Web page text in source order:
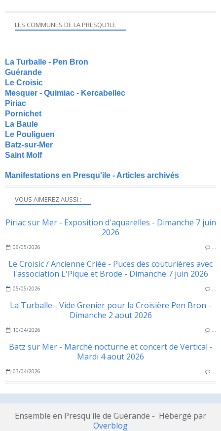
VOUS AIMEREZ AUSSI :
Piriac sur Mer - Exposition d'aquarelles - Dimanche 7 juin
2026
06/05/2026 …
Le Croisic / Ancienne Criée - Puces des couturières avec
l'association L'Pique et Brode - Dimanche 7 juin 2026
05/05/2026 …
La Turballe - Vide Grenier pour la Croisière Pen Bron -
Dimanche 2 aout 2026
10/04/2026 …
Batz sur Mer - Marché nocturne et concert de Vertical -
Mardi 4 aout 2026
03/04/2026 …
LES COMMUNES DE LA PRESQU'ILE
La Turballe - Pen Bron
Guérande
Le Croisic
Mesquer - Quimiac - Kercabellec
Piriac
Pornichet
La Baule
Le Pouliguen
Batz-sur-Mer
Saint Molf
Manifestations en Presqu'ile - Articles archivés
Ensemble en Presqu'ile de Guérande - Hébergé par
Overblog